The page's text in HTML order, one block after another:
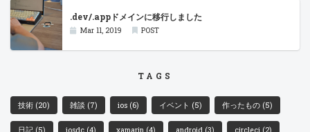
.dev/.appドメインに移行しました
Mar 11, 2019 POST
TAGS
技術 (20) 雑談 (7) ios (6) イベント (5) 作ったもの (5)
日記 (5) iosdc (4) xamarin (4) android (3) circleci (2)